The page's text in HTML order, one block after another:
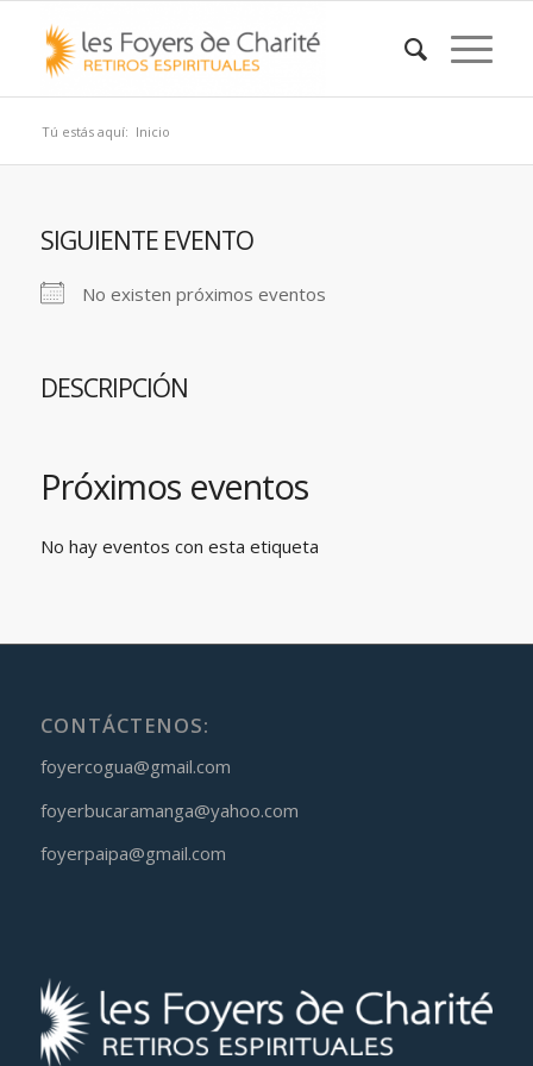
Tú estás aquí: Inicio
SIGUIENTE EVENTO
No existen próximos eventos
DESCRIPCIÓN
Próximos eventos
No hay eventos con esta etiqueta
CONTÁCTENOS:
foyercogua@gmail.com
foyerbucaramanga@yahoo.com
foyerpaipa@gmail.com